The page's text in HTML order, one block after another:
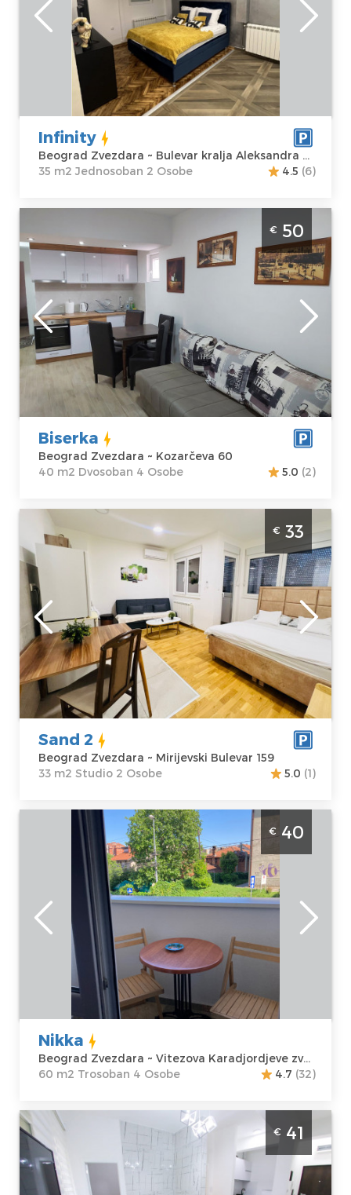
Lokacija:
Beograd
Zvezdara
Bulevar
Aleksandra 498
Cena50 €
Gosti:2
Kvadratura :35
m2
Struktura :
Jednosoban
Infinity
Beograd Zvezdara ~ Bulevar kralja Aleksandra 498
35 m2 Jednosoban 2 Osobe
4.5 (6)
Zvezdara
Beograd
Lokacija:
Beograd
Zvezdara
Adresa:
Kozarčeva 60
Cena 50 €
Gosti:
Kvadratura :
m2
Struktura :
Dvosoban
€ 50
Biserka
Beograd Zvezdara ~ Kozarčeva 60
40 m2 Dvosoban 4 Osobe
5.0 (2)
Studio Apartman Sand 2 Beograd Zvezdara.
Studio apartman, hotelskog tipa, velicine
33m2, luksuzno opremljen i idealan za
boravak do 2 osobe.
Beograd
Lokacija:
Beograd
Zvezdara
Adresa:
Mirijevski
Bulevar 159
Cena33 €
Gosti:2
Kvadratura :33
m2
Struktura :
Studio
€ 33
Sand 2
Beograd Zvezdara ~ Mirijevski Bulevar 159
33 m2 Studio 2 Osobe
5.0 (1)
Trosoban Apartman Nikka Beograd
Zvezdara Komforan apartman na dan u
Mirijevu idealan za 4 osobe
Lokacija:
Beograd
Zvezdara
Vitezova
Karadjordjeve
zvezde 55
Cena 40 €
Gosti:4
Kvadratura :
m2
Struktura :
Trosoban
€ 40
Nikka
Beograd Zvezdara ~ Vitezova Karadjordjeve zvezde 55
60 m2 Trosoban 4 Osobe
4.7 (32)
Dvosoban Apartman Abstract 2 Beograd
Zvezdara. Apartman sa djakuzijem
namenjen za 2 osobe.
Beograd
€ 41